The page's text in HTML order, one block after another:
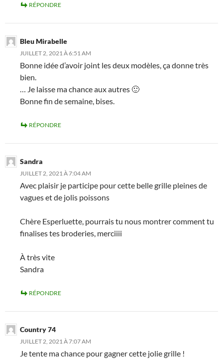
RÉPONDRE
Bleu Mirabelle
JUILLET 2, 2021 À 6:51 AM
Bonne idée d’avoir joint les deux modèles, ça donne très
bien.
… Je laisse ma chance aux autres 🙂
Bonne fin de semaine, bises.
RÉPONDRE
Sandra
JUILLET 2, 2021 À 7:04 AM
Avec plaisir je participe pour cette belle grille pleines de
vagues et de jolis poissons
Chère Esperluette, pourrais tu nous montrer comment tu
finalises tes broderies, merciiii
À très vite
Sandra
RÉPONDRE
Country 74
JUILLET 2, 2021 À 7:07 AM
Je tente ma chance pour gagner cette jolie grille !